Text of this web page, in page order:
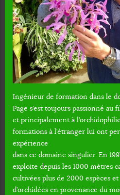
Ingénieur de formation dans le
Page s’est toujours passionné au
et principalement à
formations à l’étranger lui ont
expérience
dans ce domaine singulier. En
exploite depuis les 1000 mètres
cultivées plus de 2000 espèces
d’orchidées en provenance du